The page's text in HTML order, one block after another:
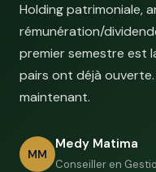
Holding patrimoniale,
rémunération/
premier semestre est
pairs ont déjà
maintenant.
MM
Medy Matima
Conseiller en